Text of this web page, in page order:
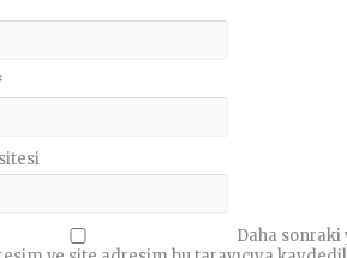
Daha sonraki